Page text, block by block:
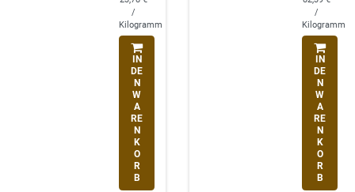
/
Kilogramm
IN
DE
N
W
A
RE
N
K
O
R
B
/
Kilogramm
IN
DE
N
W
A
RE
N
K
O
R
B